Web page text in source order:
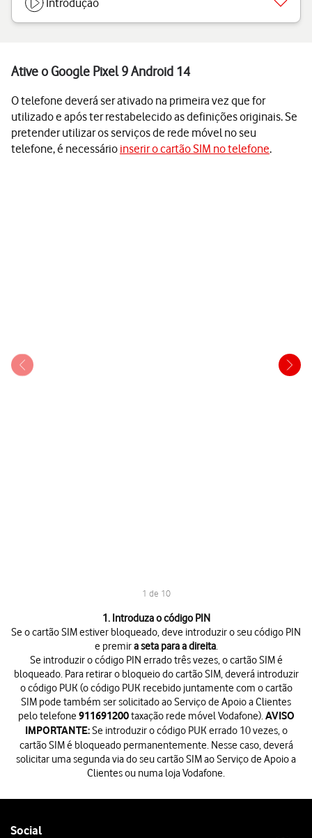
Introdução
Ative o Google Pixel 9 Android 14
O telefone deverá ser ativado na primeira vez que for
utilizado e após ter restabelecido as definições originais. Se
pretender utilizar os serviços de rede móvel no seu
telefone, é necessário inserir o cartão SIM no telefone.
1 de 10
1. Introduza o código PIN
Se o cartão SIM estiver bloqueado, deve introduzir o seu código PIN
e premira seta para a direita.
Se introduzir o código PIN errado três vezes, o cartão SIM é
bloqueado. Para retirar o bloqueio do cartão SIM, deverá introduzir
o código PUK (o código PUK recebido juntamente com o cartão
SIM pode também ser solicitado ao Serviço de Apoio a Clientes
pelo telefone911691200taxação rede móvel Vodafone).AVISO
IMPORTANTE:Se introduzir o código PUK errado 10 vezes, o
cartão SIM é bloqueado permanentemente. Nesse caso, deverá
solicitar uma segunda via do seu cartão SIM ao Serviço de Apoio a
Clientes ou numa loja Vodafone.
Se introduzir o código PIN errado três vezes, o cartão SIM é
Primao idioma pretendido
Follow
Social